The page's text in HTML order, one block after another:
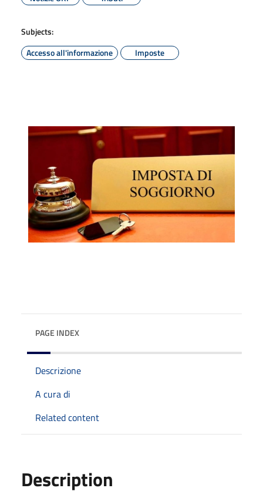
Subjects:
Accesso all'informazione
Imposte
PAGE INDEX
Descrizione
A cura di
Related content
Description